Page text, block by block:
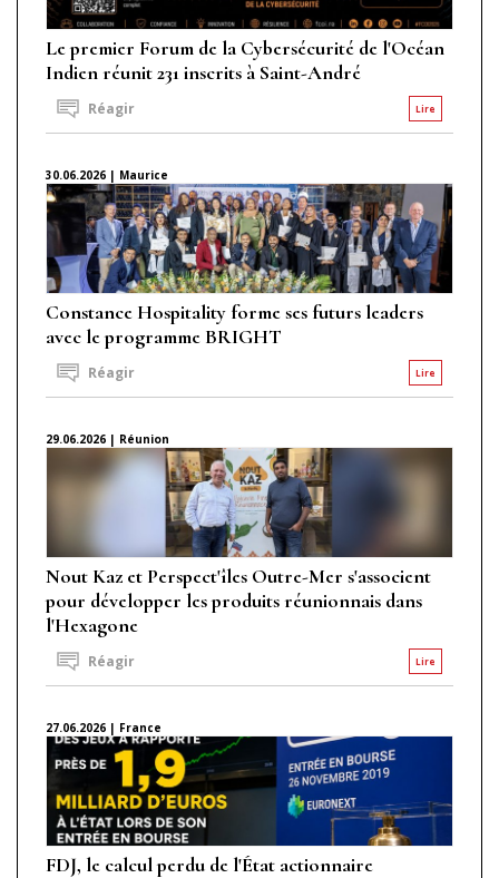
Le premier Forum de la Cybersécurité de l'Océan
Indien réunit 231 inscrits à Saint-André
Lire
Réagir
30.06.2026 | Maurice
Constance Hospitality forme ses futurs leaders
avec le programme BRIGHT
Lire
Réagir
29.06.2026 | Réunion
Nout Kaz et Perspect'îles Outre-Mer s'associent
pour développer les produits réunionnais dans
l'Hexagone
Lire
Réagir
27.06.2026 | France
FDJ, le calcul perdu de l'État actionnaire